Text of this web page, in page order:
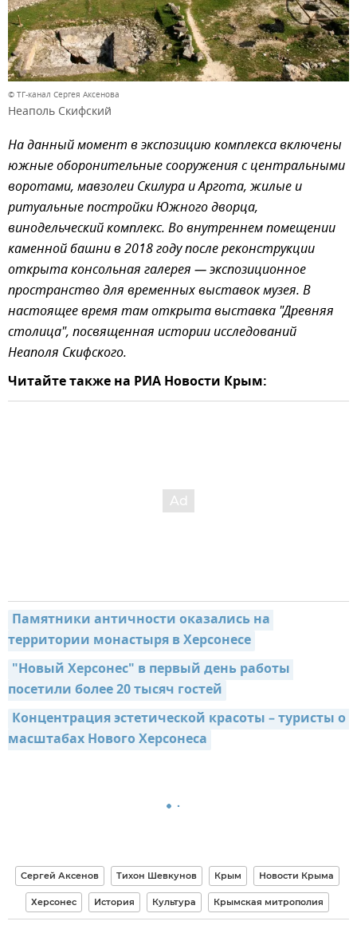
© ТГ-канал Сергея Аксенова
Неаполь Скифский
На данный момент в экспозицию комплекса включены
южные оборонительные сооружения с центральными
воротами, мавзолеи Скилура и Аргота, жилые и
ритуальные постройки Южного дворца,
винодельческий комплекс. Во внутреннем помещении
каменной башни в 2018 году после реконструкции
открыта консольная галерея — экспозиционное
пространство для временных выставок музея. В
настоящее время там открыта выставка "Древняя
столица", посвященная истории исследований
Неаполя Скифского.
Читайте также на РИА Новости Крым:
Памятники античности оказались на
территории монастыря в Херсонесе
"Новый Херсонес" в первый день работы
посетили более 20 тысяч гостей
Концентрация эстетической красоты – туристы о
масштабах Нового Херсонеса
Сергей Аксенов Тихон Шевкунов Крым Новости Крыма
Херсонес История Культура Крымская митрополия